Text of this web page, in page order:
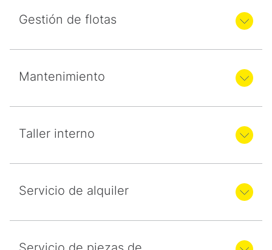
Gestión de flotas
Mantenimiento
Taller interno
Servicio de alquiler